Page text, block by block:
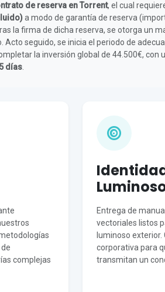
de reserva en Torrent, el cual
a modo de garantía de reserva
la firma de dicha reserva, se otorga un
seguido, se inicia el periodo de
la inversión global de 44.500€, con
días
complejas
Entrega de
vectoriales listos
luminoso exterior.
corporativa para
transmitan un